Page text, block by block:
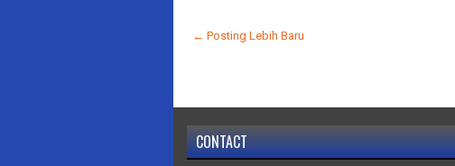
← Posting Lebih Baru
CONTACT